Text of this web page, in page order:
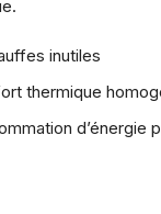
inutiles
thermique
d’énergie